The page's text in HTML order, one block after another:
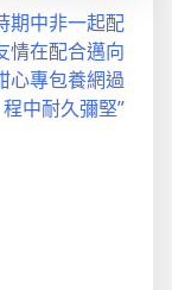
期中非一起配
情在配合邁向
心專包養網過
程中耐久彌堅”